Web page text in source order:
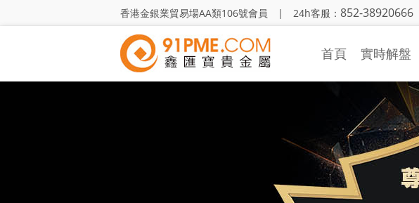
香港金銀業貿易場AA類106號會員 | 24h客服： 852-38920666
首頁 實時解盤